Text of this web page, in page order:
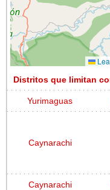
Distritos que limitan
Yurimaguas
Caynarachi
Caynarachi